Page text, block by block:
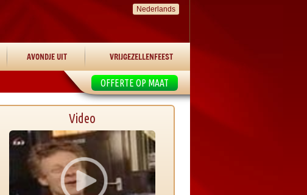
Nederlands
AVONDJE UIT VRIJGEZELLENFEEST
OFFERTE OP MAAT
Video